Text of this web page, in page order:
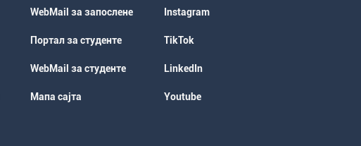
WebMail за запослене
Портал за студенте
WebMail за студенте
Мапа сајта
Instagram
TikTok
LinkedIn
Youtube